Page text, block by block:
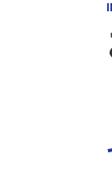
スマートプ